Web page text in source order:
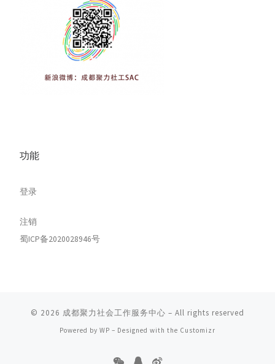
功能
登录
注销
蜀ICP备2020028946号
© 2026 成都聚力社会工作服务中心 – All rights reserved
Powered by WP – Designed with the Customizr